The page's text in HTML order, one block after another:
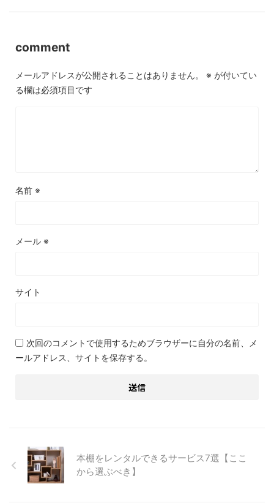
comment
メールアドレスが公開されることはありません。 ※ が付いてい
る欄は必須項目です
名前 ※
メール ※
サイト
次回のコメントで使用するためブラウザーに自分の名前、メ
ールアドレス、サイトを保存する。
本棚をレンタルできるサービス7選【ここ
から選ぶべき】